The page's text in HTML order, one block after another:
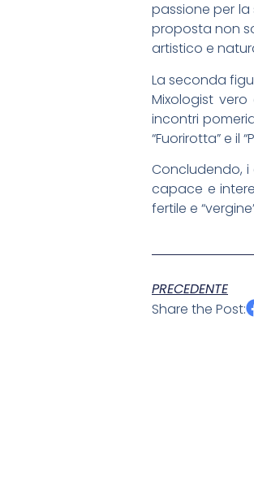
passione per la
proposta non
artistico e
La seconda
Mixologist
incontri
“Fuorirotta” e il
Concludendo, i
capace e
fertile e
PRECEDENTE
Share the Post: